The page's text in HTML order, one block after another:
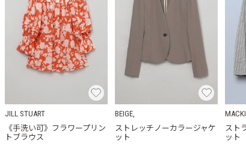
JILL STUART
《手洗い可》フラワープリン
トブラウス
BEIGE,
ストレッチノーカラージャケ
ット
スト
ット